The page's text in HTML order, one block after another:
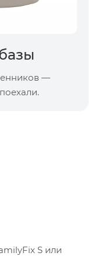
—
S или